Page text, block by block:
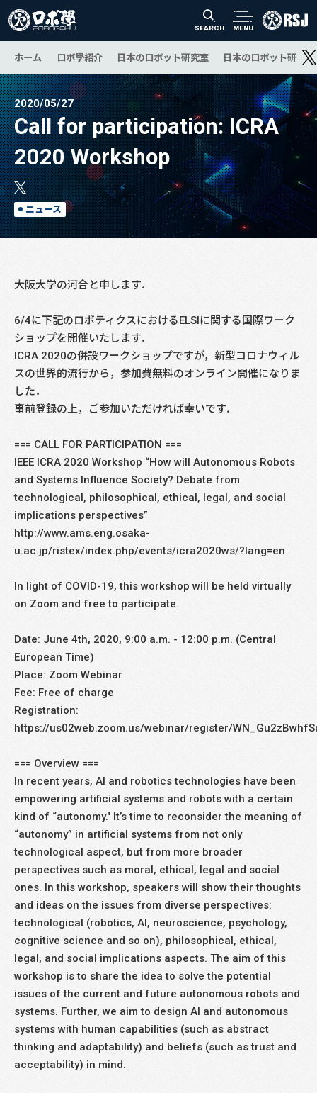
SEARCH MENU
ホーム ロボ學紹介 日本のロボット研究室 日本のロボット研究
2020/05/27
Call for participation: ICRA
2020 Workshop
ニュース
大阪大学の河合と申します．
6/4に下記のロボティクスにおけるELSIに関する国際ワーク
ショップを開催いたします．
ICRA 2020の併設ワークショップですが，新型コロナウィル
スの世界的流行から，参加費無料のオンライン開催になりま
した．
事前登録の上，ご参加いただければ幸いです．
=== CALL FOR PARTICIPATION ===
IEEE ICRA 2020 Workshop “How will Autonomous Robots
and Systems Influence Society? Debate from
technological, philosophical, ethical, legal, and social
implications perspectives”
http://www.ams.eng.osaka-
u.ac.jp/ristex/index.php/events/icra2020ws/?lang=en
In light of COVID-19, this workshop will be held virtually
on Zoom and free to participate.
Date: June 4th, 2020, 9:00 a.m. - 12:00 p.m. (Central
European Time)
Place: Zoom Webinar
Fee: Free of charge
Registration:
https://us02web.zoom.us/webinar/register/
=== Overview ===
In recent years, AI and robotics technologies have been
empowering artificial systems and robots with a certain
kind of “autonomy." It’s time to reconsider the meaning of
“autonomy” in artificial systems from not only
technological aspect, but from more broader
perspectives such as moral, ethical, legal and social
ones. In this workshop, speakers will show their thoughts
and ideas on the issues from diverse perspectives:
technological (robotics, AI, neuroscience, psychology,
cognitive science and so on), philosophical, ethical,
legal, and social implications aspects. The aim of this
workshop is to share the idea to solve the potential
issues of the current and future autonomous robots and
systems. Further, we aim to design AI and autonomous
systems with human capabilities (such as abstract
thinking and adaptability) and beliefs (such as trust and
acceptability) in mind.